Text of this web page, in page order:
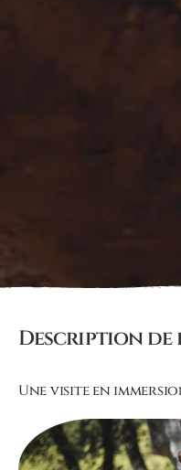
Description
Une visite en